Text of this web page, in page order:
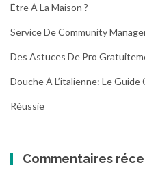
Être À La Maison ?
Service De Community
Des Astuces De Pro
Douche À L’italienne: Le
Réussie
Commentaires